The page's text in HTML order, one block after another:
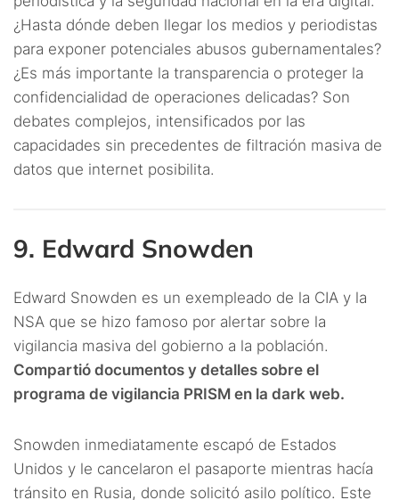
¿Hasta dónde deben llegar los medios y periodistas
para exponer potenciales abusos gubernamentales?
¿Es más importante la transparencia o proteger la
confidencialidad de operaciones delicadas? Son
debates complejos, intensificados por las
capacidades sin precedentes de filtración masiva de
datos que internet posibilita.
9. Edward Snowden
Edward Snowden es un exempleado de la CIA y la
NSA que se hizo famoso por alertar sobre la
vigilancia masiva del gobierno a la población.
Compartió documentos y detalles sobre el
programa de vigilancia PRISM en la dark web.
Snowden inmediatamente escapó de Estados
Unidos y le cancelaron el pasaporte mientras hacía
tránsito en Rusia, donde solicitó asilo político. Este